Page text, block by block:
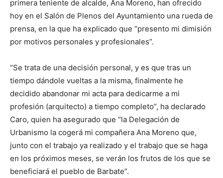
primera teniente de alcalde, Ana Moreno, han ofrecido
hoy en el Salón de Plenos del Ayuntamiento una rueda de
prensa, en la que ha explicado que “presento mi dimisión
por motivos personales y profesionales”.
“Se trata de una decisión personal, y es que tras un
tiempo dándole vueltas a la misma, finalmente he
decidido abandonar mi acta para dedicarme a mi
profesión (arquitecto) a tiempo completo”, ha declarado
Caro, quien ha asegurado que “la Delegación de
Urbanismo la cogerá mi compañera Ana Moreno que,
junto con el trabajo ya realizado y el trabajo que se haga
en los próximos meses, se verán los frutos de los que se
beneficiará el pueblo de Barbate”.